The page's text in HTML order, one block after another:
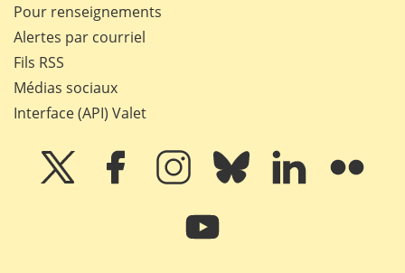
Pour renseignements
Alertes par courriel
Fils RSS
Médias sociaux
Interface (API) Valet